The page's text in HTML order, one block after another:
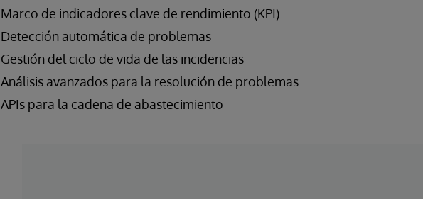
Marco de indicadores clave de rendimiento (KPI)
Detección automática de problemas
Gestión del ciclo de vida de las incidencias
Análisis avanzados para la resolución de problemas
APIs para la cadena de abastecimiento